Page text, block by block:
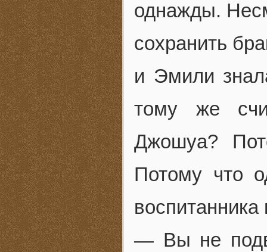
однажды.
сохранить
и Эмили
тому же
Джошуа?
Потому что
— Вы не